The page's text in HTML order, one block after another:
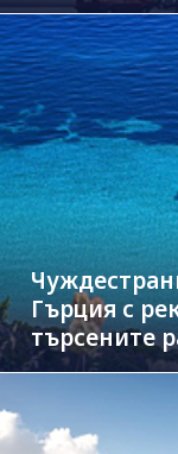
Гърция с
търсените